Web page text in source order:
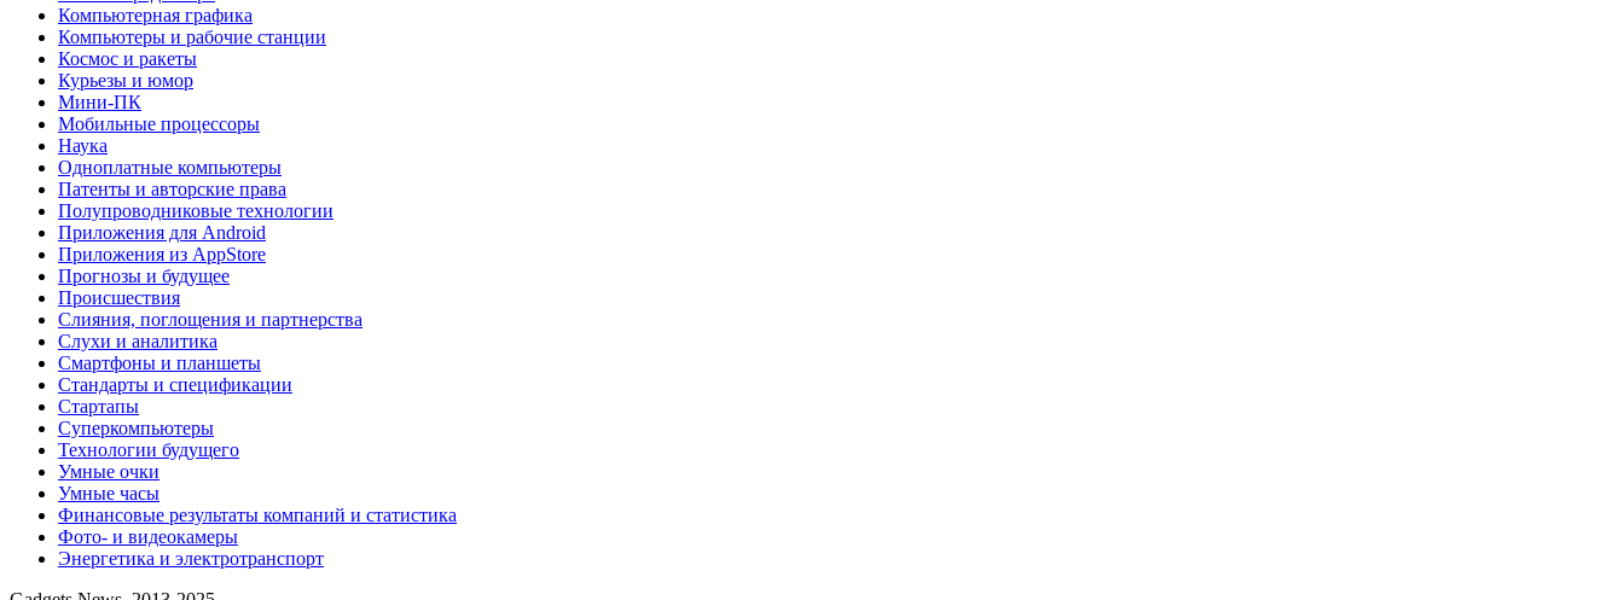
Компьютерная графика
Компьютеры и рабочие станции
Космос и ракеты
Курьезы и юмор
Мини-ПК
Мобильные процессоры
Наука
Одноплатные компьютеры
Патенты и авторские права
Полупроводниковые технологии
Приложения для Android
Приложения из AppStore
Прогнозы и будущее
Происшествия
Слияния, поглощения и партнерства
Слухи и аналитика
Смартфоны и планшеты
Стандарты и спецификации
Стартапы
Суперкомпьютеры
Технологии будущего
Умные очки
Умные часы
Финансовые результаты компаний и статистика
Фото- и видеокамеры
Энергетика и электротранспорт